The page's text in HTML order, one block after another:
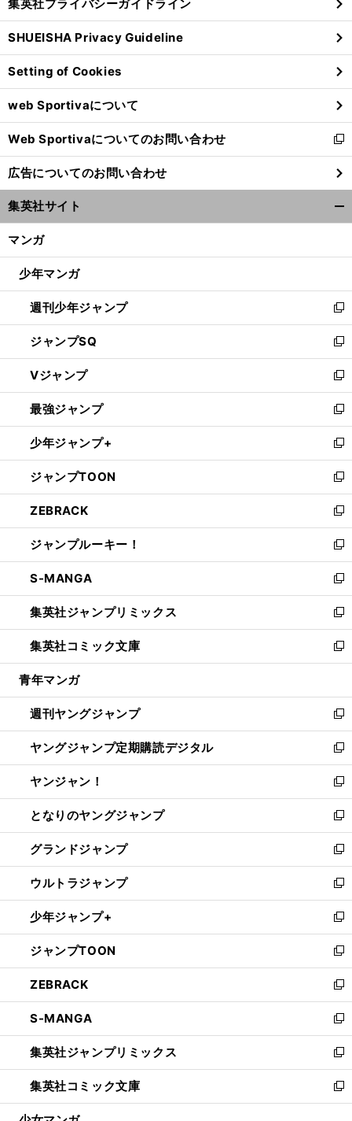
る
い
ウ
ィ
ン
ド
ウ
で
開
く
集英社プライバシーガイドライン
SHUEISHA Privacy Guideline
Setting of Cookies
web Sportivaについて
Web Sportivaについてのお問い合わせ
新
し
い
ウ
ィ
ン
ウ
開
く
広告についてのお問い合わせ
集英社サイト
マンガ
少年マンガ
週刊少年ジャンプ
新
し
い
ウ
ィ
ン
ド
ウ
で
開
く
ジャンプSQ
新
し
い
ウ
ィ
ン
ド
ウ
で
開
く
Vジャンプ
新
し
い
ウ
ィ
ン
ド
ウ
で
開
く
最強ジャンプ
新
し
い
ウ
ィ
ン
ド
ウ
で
開
く
少年ジャンプ+
新
し
い
ウ
ィ
ン
ド
ウ
で
開
く
ジャンプTOON
新
し
い
ウ
ィ
ン
ド
ウ
で
開
く
ZEBRACK
新
し
い
ウ
ィ
ン
ド
ウ
で
開
ジャンプルーキー！
新
し
い
ウ
ィ
ン
ド
ウ
開
く
S-MANGA
新
し
い
ウ
ィ
ン
ウ
で
開
く
集英社ジャンプリミックス
新
し
い
ウ
ン
ド
ウ
で
開
く
集英社コミック文庫
新
し
ウ
ィ
ン
ド
ウ
で
開
く
青年マンガ
週刊ヤングジャンプ
新
し
い
ウ
ィ
ン
ド
ウ
で
開
く
ヤングジャンプ定期購読デジタル
新
し
い
ウ
ィ
ン
ド
ウ
で
開
く
ヤンジャン！
新
し
い
ウ
ィ
ン
ド
ウ
で
開
く
となりのヤングジャンプ
新
し
い
ウ
ィ
ン
ド
ウ
で
開
く
グランドジャンプ
新
し
い
ウ
ィ
ン
ド
ウ
で
開
く
ウルトラジャンプ
新
し
い
ウ
ィ
ン
ド
ウ
で
開
く
少年ジャンプ+
新
し
い
ウ
ィ
ン
ド
ウ
で
開
く
ジャンプTOON
新
し
い
ウ
ィ
ン
ド
ウ
で
開
ZEBRACK
新
し
い
ウ
ィ
ン
ド
ウ
S-MANGA
新
し
い
ウ
ィ
ン
集英社ジャンプリミックス
新
し
い
ウ
集英社コミック文庫
新
し